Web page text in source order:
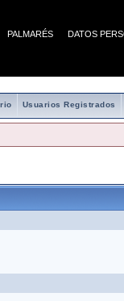
PALMARÉS DATOS
Usuarios Registrados